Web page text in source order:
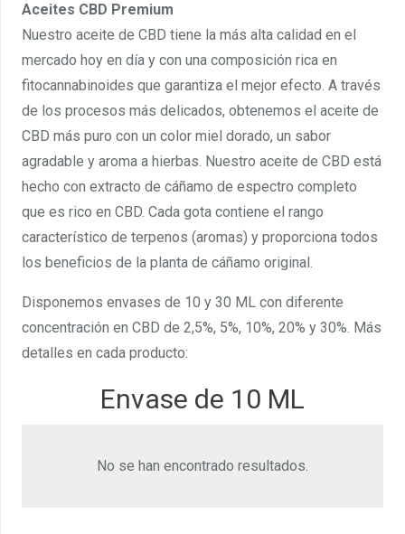
Aceites CBD Premium
Nuestro aceite de CBD tiene la más alta calidad en el
mercado hoy en día y con una composición rica en
fitocannabinoides que garantiza el mejor efecto. A través
de los procesos más delicados, obtenemos el aceite de
CBD más puro con un color miel dorado, un sabor
agradable y aroma a hierbas. Nuestro aceite de CBD está
hecho con extracto de cáñamo de espectro completo
que es rico en CBD. Cada gota contiene el rango
característico de terpenos (aromas) y proporciona todos
los beneficios de la planta de cáñamo original.
Disponemos envases de 10 y 30 ML con diferente
concentración en CBD de 2,5%, 5%, 10%, 20% y 30%. Más
detalles en cada producto:
Envase de 10 ML
No se han encontrado resultados.